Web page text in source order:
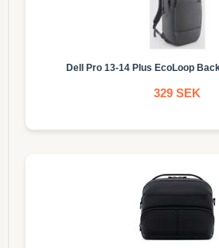
Dell Pro 13-14 Plus EcoLoop
329 SEK